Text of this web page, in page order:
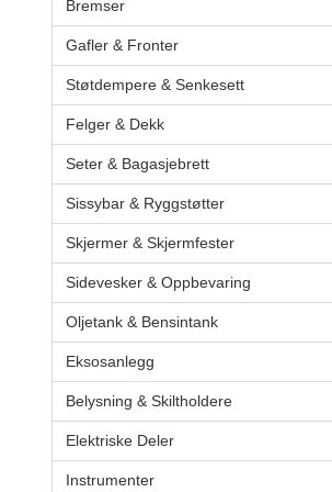
Bremser
Gafler & Fronter
Støtdempere & Senkesett
Felger & Dekk
Seter & Bagasjebrett
Sissybar & Ryggstøtter
Skjermer & Skjermfester
Sidevesker & Oppbevaring
Oljetank & Bensintank
Eksosanlegg
Belysning & Skiltholdere
Elektriske Deler
Instrumenter